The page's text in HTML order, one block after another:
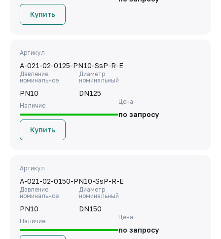
Купить
Артикул
A-021-02-0125-PN10-SsP-R-E
Давление
номинальное
PN10
Диаметр
номинальный
DN125
Наличие
Цена
по запросу
Купить
Артикул
A-021-02-0150-PN10-SsP-R-E
Давление
номинальное
PN10
Диаметр
номинальный
DN150
Наличие
Цена
по запросу